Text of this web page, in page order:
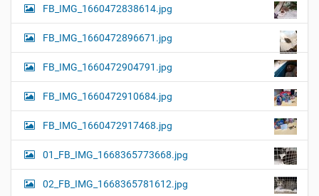
FB_IMG_1660472838614.jpg
FB_IMG_1660472896671.jpg
FB_IMG_1660472904791.jpg
FB_IMG_1660472910684.jpg
FB_IMG_1660472917468.jpg
01_FB_IMG_1668365773668.jpg
02_FB_IMG_1668365781612.jpg